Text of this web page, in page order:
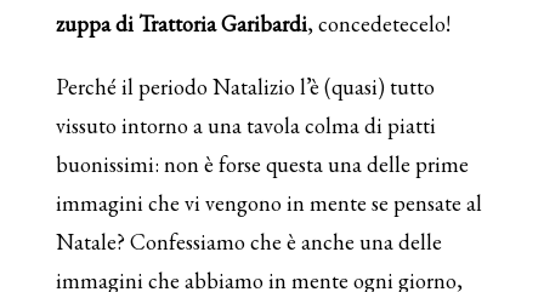
zuppa di Trattoria Garibardi, concedetecelo!
Perché il periodo Natalizio l’è (quasi) tutto
vissuto intorno a una tavola colma di piatti
buonissimi: non è forse questa una delle prime
immagini che vi vengono in mente se pensate al
Natale? Confessiamo che è anche una delle
immagini che abbiamo in mente ogni giorno,